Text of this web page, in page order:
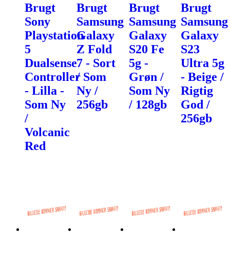
Brugt
Sony
Playstation
5
Dualsense
Controller
- Lilla -
Som Ny
/
Volcanic
Red
Brugt
Samsung
Galaxy
Z Fold
7 - Sort
/ Som
Ny /
256gb
Brugt
Samsung
Galaxy
S20 Fe
5g -
Grøn /
Som Ny
/ 128gb
Brugt
Samsung
Galaxy
S23
Ultra 5g
- Beige /
Rigtig
God /
256gb